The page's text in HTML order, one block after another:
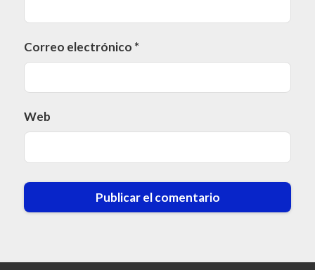
Correo electrónico *
Web